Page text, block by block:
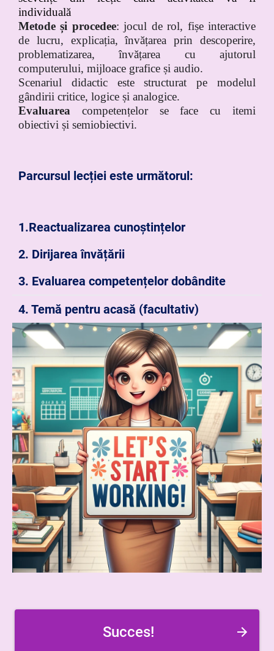
individuală
Metode și procedee:jocul de rol, fișe interactive
de lucru, explicația, învățarea prin descoperire,
problematizarea, învățarea cu ajutorul
computerului, mijloace grafice și audio.
Scenariul didactic este structurat pe modelul
gândirii critice, logice și analogice.
Evaluarea competențelor se face cu itemi
obiectivi și semiobiectivi.
Parcursul lecției este următorul:
1.Reactualizarea cunoștințelor
2. Dirijarea învățării
3. Evaluarea competențelor dobândite
4. Temă pentru acasă (facultativ)
Succes!